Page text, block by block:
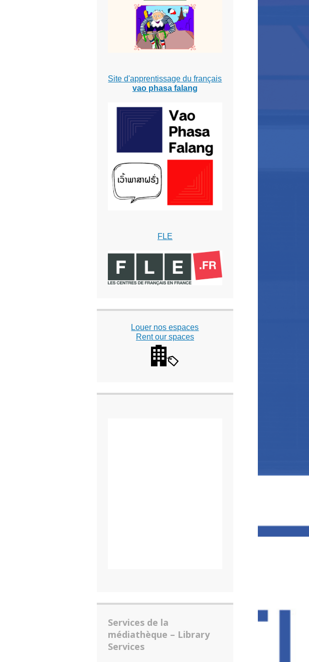
Site d'apprentissage du français
vao phasa falang
FLE
Louer nos espaces
Rent our spaces
Services de la
médiathèque – Library
Services